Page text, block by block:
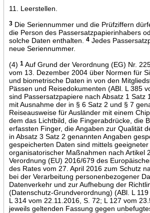
11. Leerstellen.
3Die Seriennummer und die Prüfziffern
die Person des Passersatzpapierinhabers
solche Daten enthalten.
4Jedes
neue Seriennummer.
(4) 1Auf Grund der Verordnung (EG) Nr.
vom 13. Dezember 2004 über Normen für
und biometrische Daten in von den
Pässen und Reisedokumenten (ABl. L 385
sind Passersatzpapiere nach Absatz 1 Satz
mit Ausnahme der in § 6 Satz 2 und § 7
Reiseausweise für Ausländer mit einem
dem das Lichtbild, die Fingerabdrücke, die
erfassten Finger, die Angaben zur Qualität
in Absatz 3 Satz 2 genannten Angaben
gespeicherten Daten sind mittels
organisatorischer Maßnahmen nach Artikel
Verordnung (EU) 2016/679 des
des Rates vom 27. April 2016 zum Schutz
bei der Verarbeitung personenbezogener
Datenverkehr und zur Aufhebung der
(Datenschutz-Grundverordnung) (ABl. L
L 314 vom 22.11.2016, S. 72; L 127 vom
jeweils geltenden Fassung gegen